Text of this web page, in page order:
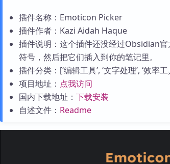
插件名称：Emoticon Picker
插件作者：Kazi Aidah Haque
插件说明：这个插件还没经过Obsidian
符号，然后把它们插入到你的笔记里。
插件分类：[‘编辑工具’, ‘文字处理’, ‘效率
项目地址： 点我访问
国内下载地址： 下载安装
自述文件： Readme